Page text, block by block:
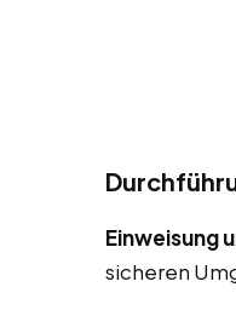
Einweisung
sicheren